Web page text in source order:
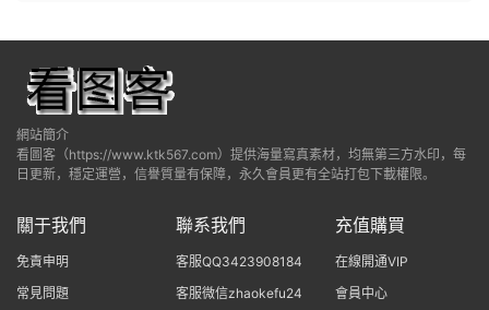
網站簡介
看圖客（https://www.ktk567.com）提供海量寫真素材，均無第三方水印，每
日更新，穩定運營，信譽質量有保障，永久會員更有全站打包下載權限。
關于我們
免責申明
常見問題
聯系我們
客服QQ3423908184
客服微信zhaokefu24
充值購買
在線開通VIP
會員中心